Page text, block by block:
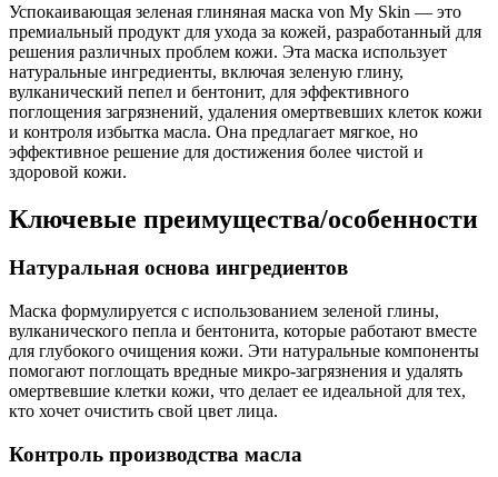
Успокаивающая зеленая глиняная маска von My Skin — это
премиальный продукт для ухода за кожей, разработанный для
решения различных проблем кожи. Эта маска использует
натуральные ингредиенты, включая зеленую глину,
вулканический пепел и бентонит, для эффективного
поглощения загрязнений, удаления омертвевших клеток кожи
и контроля избытка масла. Она предлагает мягкое, но
эффективное решение для достижения более чистой и
здоровой кожи.
Ключевые преимущества/особенности
Натуральная основа ингредиентов
Маска формулируется с использованием зеленой глины,
вулканического пепла и бентонита, которые работают вместе
для глубокого очищения кожи. Эти натуральные компоненты
помогают поглощать вредные микро-загрязнения и удалять
омертвевшие клетки кожи, что делает ее идеальной для тех,
кто хочет очистить свой цвет лица.
Контроль производства масла